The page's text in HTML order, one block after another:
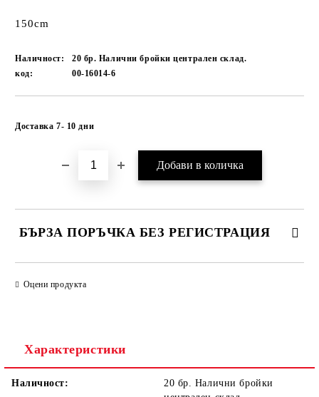
150cm
Наличност:
20 бр. Налични бройки централен склад.
код:
00-16014-6
Доставка 7- 10 дни
БЪРЗА ПОРЪЧКА БЕЗ РЕГИСТРАЦИЯ
Оцени продукта
Характеристики
Наличност:
20 бр. Налични бройки